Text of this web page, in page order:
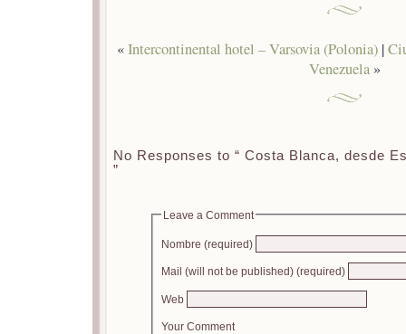
«Intercontinental hotel – Varsovia (Polonia)|
Venezuela»
No Responses to “ Costa Blanca, desde
”
Leave a Comment
Nombre (required)
Mail (will not be published) (required)
Web
Your Comment